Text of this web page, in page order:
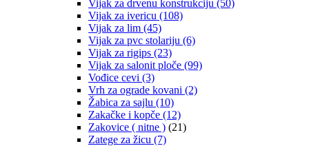
Vijak za drvenu konstrukciju (50)
Vijak za ivericu (108)
Vijak za lim (45)
Vijak za pvc stolariju (6)
Vijak za rigips (23)
Vijak za salonit ploče (99)
Vođice cevi (3)
Vrh za ograde kovani (2)
Žabica za sajlu (10)
Zakačke i kopče (12)
Zakovice ( nitne ) (21)
Zatege za žicu (7)